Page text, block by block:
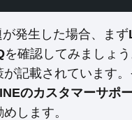
発生した場合、まず
を確認してみましょ
が記載されています
のカスタマーサポ
します。